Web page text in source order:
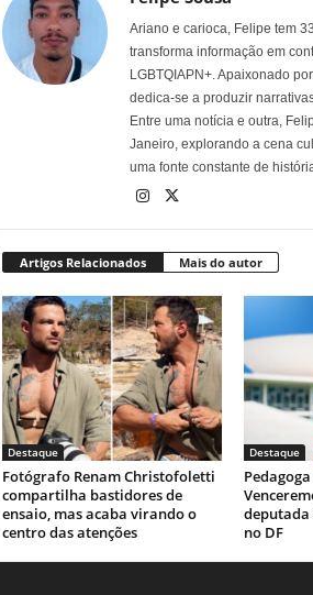
Ariano e carioca, Felipe tem
transforma informação em
LGBTQIAPN+. Apaixonado
dedica-se a produzir
Entre uma notícia e outra,
Janeiro, explorando a cena
uma fonte constante de
Artigos Relacionados Mais do autor
Destaque
Fotógrafo Renam Christofoletti
compartilha bastidores de
ensaio, mas acaba virando o
centro das atenções
Destaque
no DF